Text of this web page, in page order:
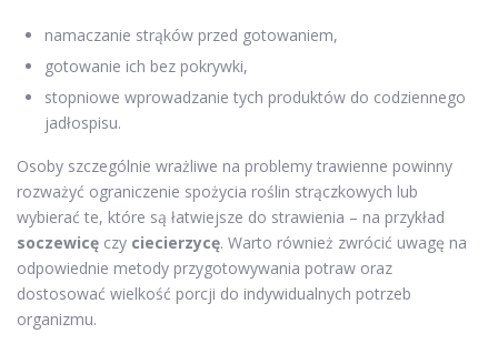
namaczanie strąków przed gotowaniem,
gotowanie ich bez pokrywki,
stopniowe wprowadzanie tych produktów do codziennego
jadłospisu.
Osoby szczególnie wrażliwe na problemy trawienne powinny
rozważyć ograniczenie spożycia roślin strączkowych lub
wybierać te, które są łatwiejsze do strawienia – na przykład
soczewicę czy ciecierzycę. Warto również zwrócić uwagę na
odpowiednie metody przygotowywania potraw oraz
dostosować wielkość porcji do indywidualnych potrzeb
organizmu.